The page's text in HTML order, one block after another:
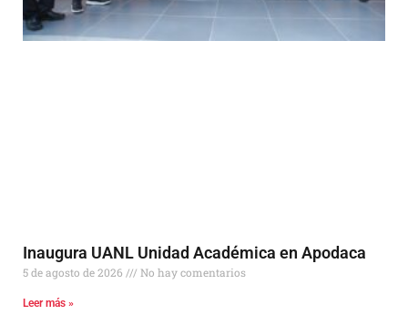
Inaugura UANL Unidad Académica en Apodaca
5 de agosto de 2026 No hay comentarios
Leer más »